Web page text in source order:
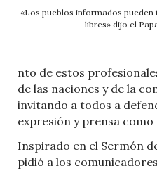
«Los pueblos informados pueden
libres» dijo el
nto de estos
de las naciones y de la
invitando a todos a
expresión y prensa como
Inspirado en el Sermón
pidió a los